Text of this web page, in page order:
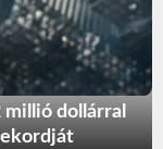
dollárral